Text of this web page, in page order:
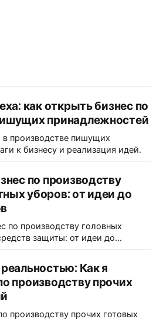
как открыть бизнес по
принадлежностей
в производстве пишущих
к бизнесу и реализация идей.
по производству
уборов: от идеи до
по производству головных
защиты: от идеи до
Как я
производству прочих
производству прочих готовых